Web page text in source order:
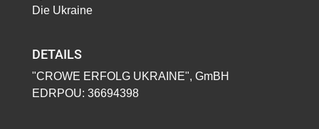
Die Ukraine
DETAILS
"CROWE ERFOLG UKRAINE", GmBH
EDRPOU: 36694398